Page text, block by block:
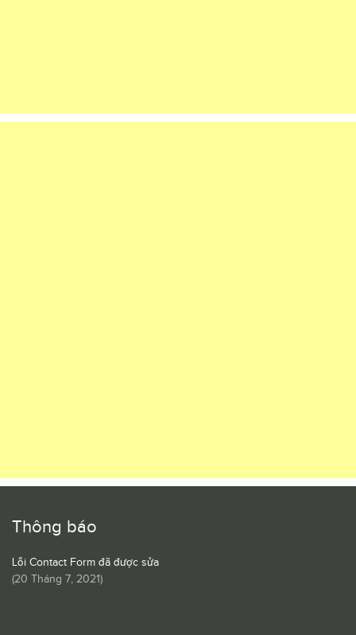
Thông báo
Lỗi Contact Form đã được sửa
(20 Tháng 7, 2021)